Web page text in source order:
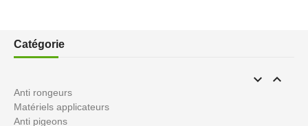
Catégorie
 
Anti rongeurs
Matériels applicateurs
Anti pigeons